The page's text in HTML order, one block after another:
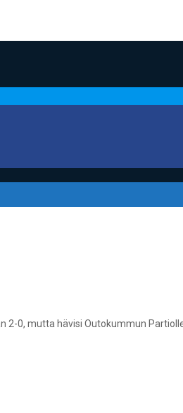
0, mutta hävisi Outokummun